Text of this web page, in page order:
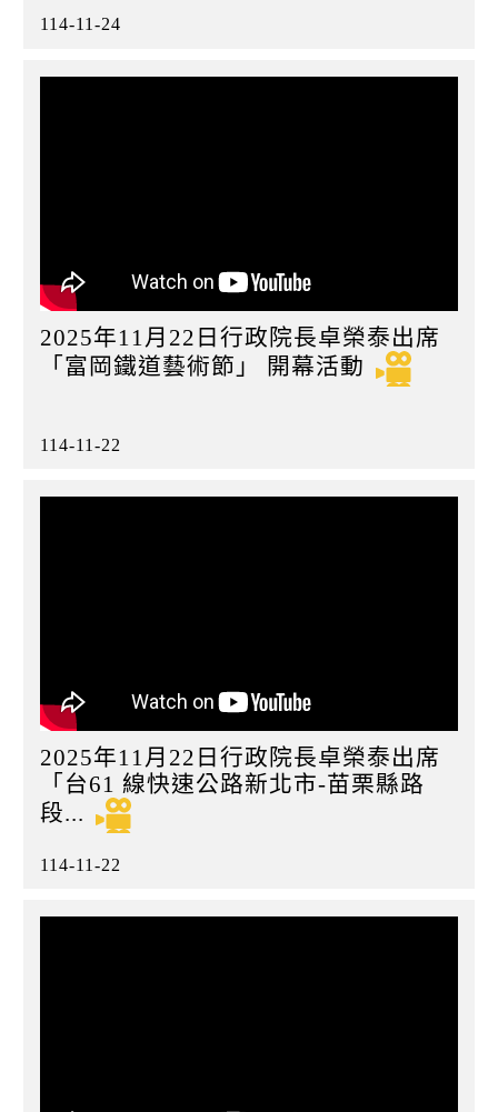
114-11-24
2025年11月22日行政院長卓榮泰出席
「富岡鐵道藝術節」 開幕活動
114-11-22
2025年11月22日行政院長卓榮泰出席
「台61 線快速公路新北市-苗栗縣路
段...
114-11-22